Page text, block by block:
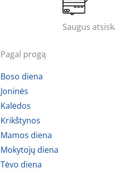
Saugus
Pagal progą
Boso diena
Joninės
Kalėdos
Krikštynos
Mamos diena
Mokytojų diena
Tėvo diena